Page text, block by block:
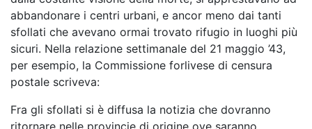
abbandonare i centri urbani, e ancor meno dai tanti
sfollati che avevano ormai trovato rifugio in luoghi più
sicuri. Nella relazione settimanale del 21 maggio ’43,
per esempio, la Commissione forlivese di censura
postale scriveva:
Fra gli sfollati si è diffusa la notizia che dovranno
ritornare nelle provincie di origine ove saranno